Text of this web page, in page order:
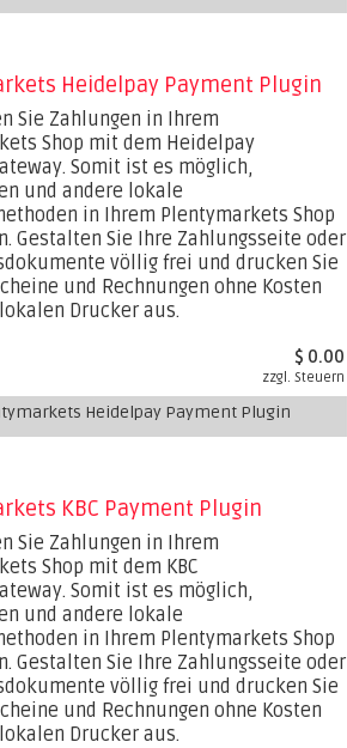
Heidelpay Payment Plugin
Sie Zahlungen in Ihrem
Shop mit dem Heidelpay
Somit ist es möglich,
und andere lokale
in Ihrem Plentymarkets Shop
Gestalten Sie Ihre Zahlungsseite oder
völlig frei und drucken Sie
und Rechnungen ohne Kosten
Drucker aus.
$ 0.00
zzgl. Steuern
Heidelpay Payment Plugin
KBC Payment Plugin
Sie Zahlungen in Ihrem
Shop mit dem KBC
Somit ist es möglich,
und andere lokale
in Ihrem Plentymarkets Shop
Gestalten Sie Ihre Zahlungsseite oder
völlig frei und drucken Sie
und Rechnungen ohne Kosten
Drucker aus.